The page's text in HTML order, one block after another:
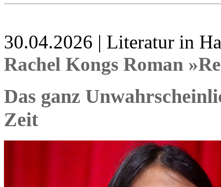
30.04.2026 | Literatur in
Rachel Kongs Roman
Das ganz
Zeit